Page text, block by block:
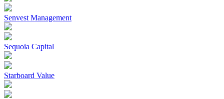
Senvest Management
Sequoia Capital
Starboard Value